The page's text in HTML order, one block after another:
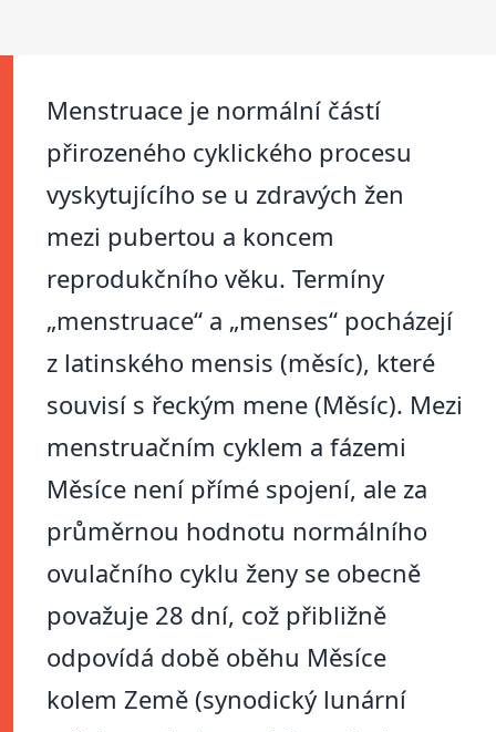
Menstruace je normální částí
přirozeného cyklického procesu
vyskytujícího se u zdravých žen
mezi pubertou a koncem
reprodukčního věku. Termíny
„menstruace“ a „menses“ pocházejí
z latinského mensis (měsíc), které
souvisí s řeckým mene (Měsíc). Mezi
menstruačním cyklem a fázemi
Měsíce není přímé spojení, ale za
průměrnou hodnotu normálního
ovulačního cyklu ženy se obecně
považuje 28 dní, což přibližně
odpovídá době oběhu Měsíce
kolem Země (synodický lunární